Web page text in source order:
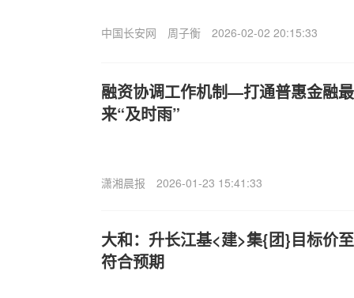
中国长安网 周子衡 2026-02-02 20:15:33
融资协调工作机制—打通普惠金融
来“及时雨”
潇湘晨报 2026-01-23 15:41:33
大和：升长江基<建>集{团}目标价
符合预期